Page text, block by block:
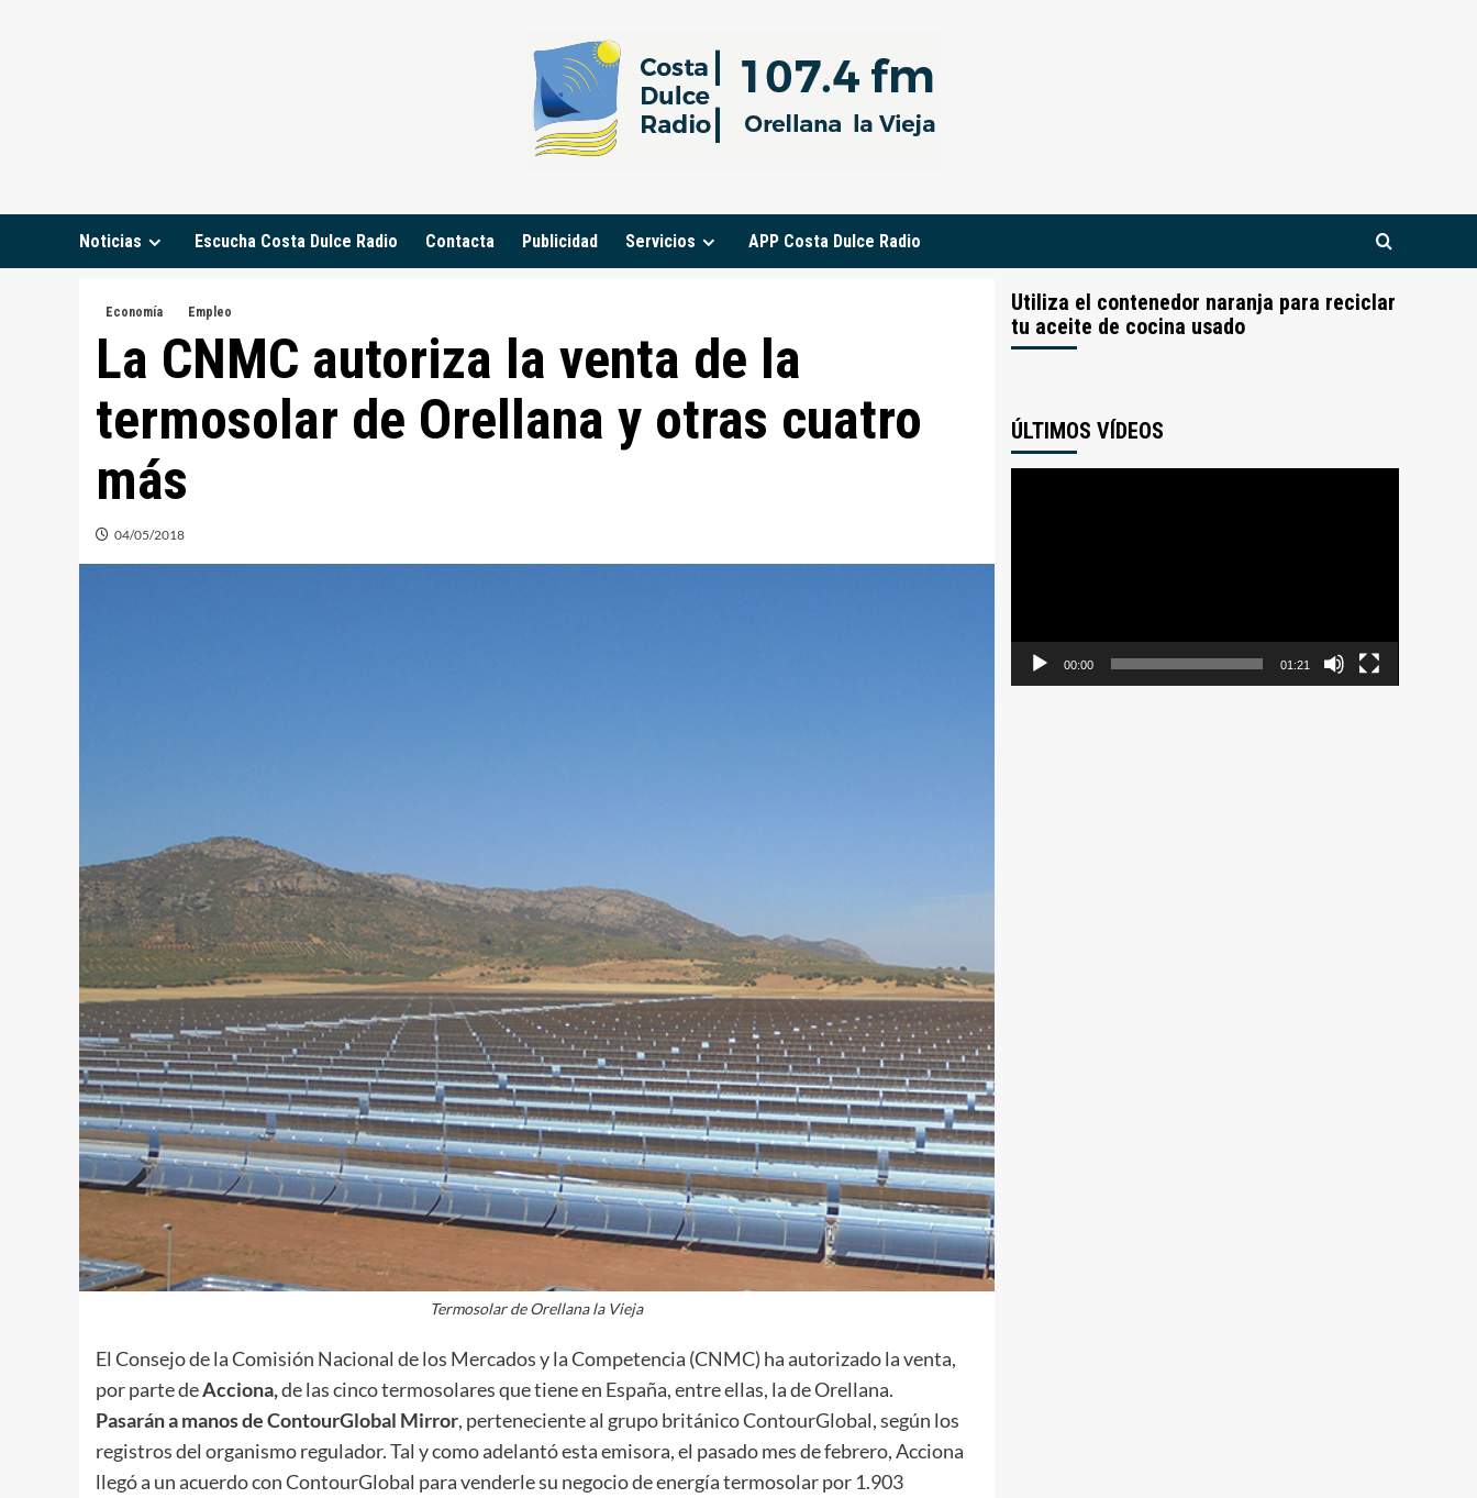
Noticias Escucha Costa Dulce Radio Contacta Publicidad Servicios APP Costa Dulce Radio
Economía Empleo
La CNMC autoriza la venta de la
termosolar de Orellana y otras cuatro
más
04/05/2018
Termosolar de Orellana la Vieja
El Consejo de la Comisión Nacional de los Mercados y la Competencia (CNMC) ha autorizado la venta,
por parte deAcciona,de las cinco termosolares que tiene en España, entre ellas, la de Orellana.
Pasarán a manos de ContourGlobal Mirror, perteneciente al grupo británico ContourGlobal, según los
registros del organismo regulador. Tal y como adelantó esta emisora, el pasado mes de febrero, Acciona
llegó a un acuerdo con ContourGlobal para venderle su negocio de energía termosolar por 1.903
Utiliza el contenedor naranja para reciclar
tu aceite de cocina usado
ÚLTIMOS VÍDEOS
00:00 01:21